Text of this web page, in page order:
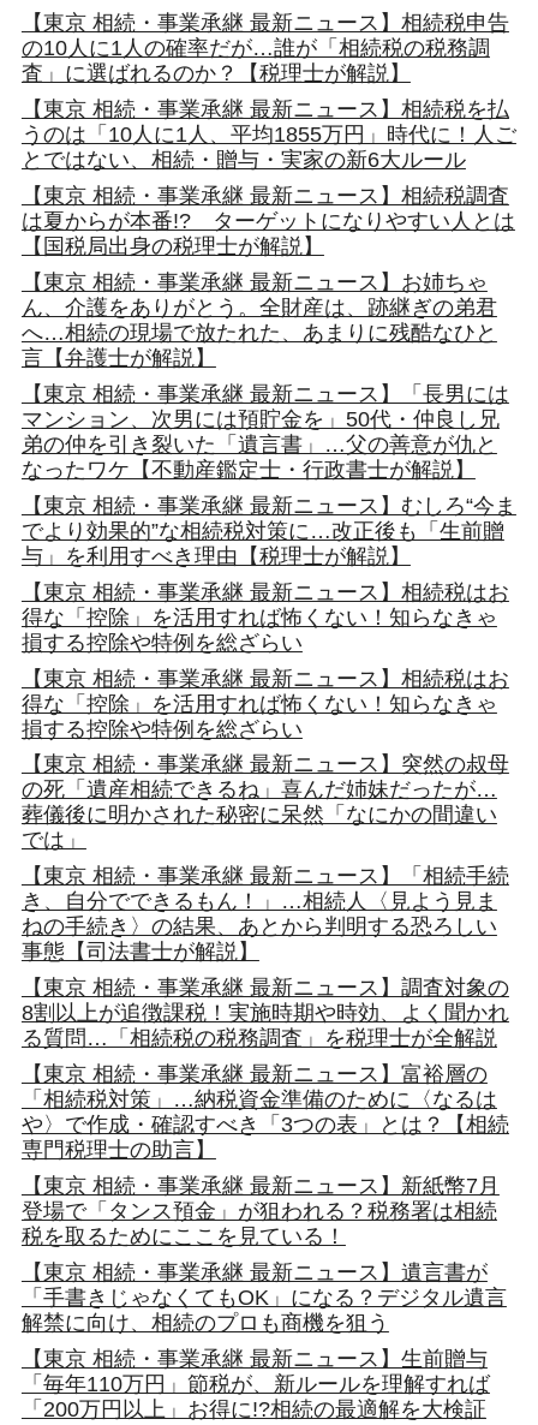
【東京 相続・事業承継 最新ニュース】相続税申告
の10人に1人の確率だが…誰が「相続税の税務調
査」に選ばれるのか？【税理士が解説】
【東京 相続・事業承継 最新ニュース】相続税を払
うのは「10人に1人、平均1855万円」時代に！人ご
とではない、相続・贈与・実家の新6大ルール
【東京 相続・事業承継 最新ニュース】相続税調査
は夏からが本番!? ターゲットになりやすい人とは
【国税局出身の税理士が解説】
【東京 相続・事業承継 最新ニュース】お姉ちゃ
ん、介護をありがとう。全財産は、跡継ぎの弟君
へ…相続の現場で放たれた、あまりに残酷なひと
言【弁護士が解説】
【東京 相続・事業承継 最新ニュース】「長男には
マンション、次男には預貯金を」50代・仲良し兄
弟の仲を引き裂いた「遺言書」…父の善意が仇と
なったワケ【不動産鑑定士・行政書士が解説】
【東京 相続・事業承継 最新ニュース】むしろ“今ま
でより効果的”な相続税対策に…改正後も「生前贈
与」を利用すべき理由【税理士が解説】
【東京 相続・事業承継 最新ニュース】相続税はお
得な「控除」を活用すれば怖くない！知らなきゃ
損する控除や特例を総ざらい
【東京 相続・事業承継 最新ニュース】相続税はお
得な「控除」を活用すれば怖くない！知らなきゃ
損する控除や特例を総ざらい
【東京 相続・事業承継 最新ニュース】突然の叔母
の死「遺産相続できるね」喜んだ姉妹だったが…
葬儀後に明かされた秘密に呆然「なにかの間違い
では」
【東京 相続・事業承継 最新ニュース】「相続手続
き、自分でできるもん！」…相続人〈見よう見ま
ねの手続き〉の結果、あとから判明する恐ろしい
事態【司法書士が解説】
【東京 相続・事業承継 最新ニュース】調査対象の
8割以上が追徴課税！実施時期や時効、よく聞かれ
る質問…「相続税の税務調査」を税理士が全解説
【東京 相続・事業承継 最新ニュース】富裕層の
「相続税対策」…納税資金準備のために〈なるは
や〉で作成・確認すべき「3つの表」とは？【相続
専門税理士の助言】
【東京 相続・事業承継 最新ニュース】新紙幣7月
登場で「タンス預金」が狙われる？税務署は相続
税を取るためにここを見ている！
【東京 相続・事業承継 最新ニュース】遺言書が
「手書きじゃなくてもOK」になる？デジタル遺言
解禁に向け、相続のプロも商機を狙う
【東京 相続・事業承継 最新ニュース】生前贈与
「毎年110万円」節税が、新ルールを理解すれば
「200万円以上」お得に!?相続の最適解を大検証